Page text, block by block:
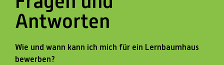
Antworten
Wie und wann kann ich mich für ein Lernbaumhaus
bewerben?